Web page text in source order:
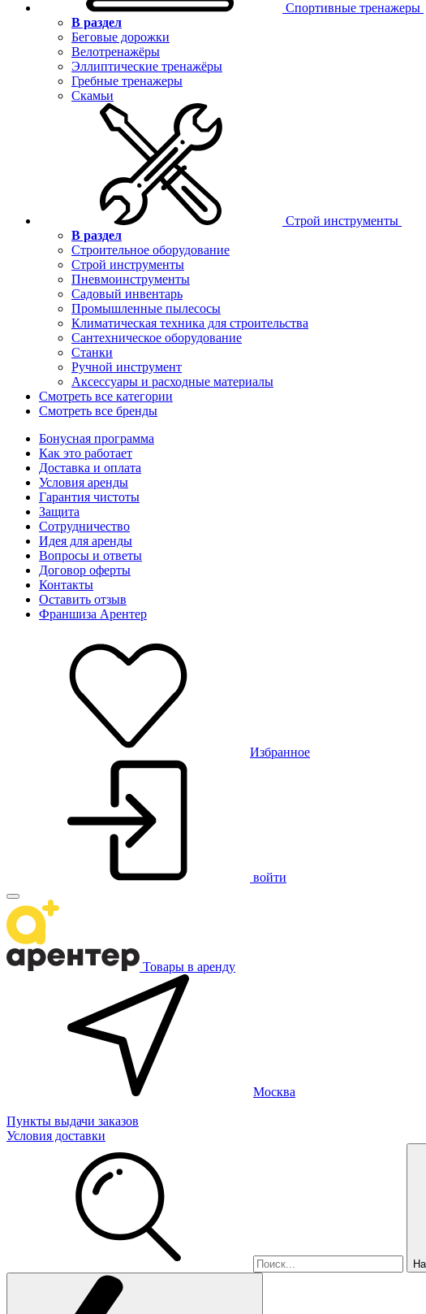
Спортивные тренажеры
В раздел
Беговые дорожки
Велотренажёры
Эллиптические тренажёры
Гребные тренажеры
Скамьи
Строй инструменты
В раздел
Строительное оборудование
Строй инструменты
Пневмоинструменты
Садовый инвентарь
Промышленные пылесосы
Климатическая техника для строительства
Сантехническое оборудование
Станки
Ручной инструмент
Аксессуары и расходные материалы
Смотреть все категории
Смотреть все бренды
Бонусная программа
Как это работает
Доставка и оплата
Условия аренды
Гарантия чистоты
Защита
Сотрудничество
Идея для аренды
Вопросы и ответы
Договор оферты
Контакты
Оставить отзыв
Франшиза Арентер
Избранное
войти
Товары в аренду
Москва
Пункты выдачи заказов
Условия доставки